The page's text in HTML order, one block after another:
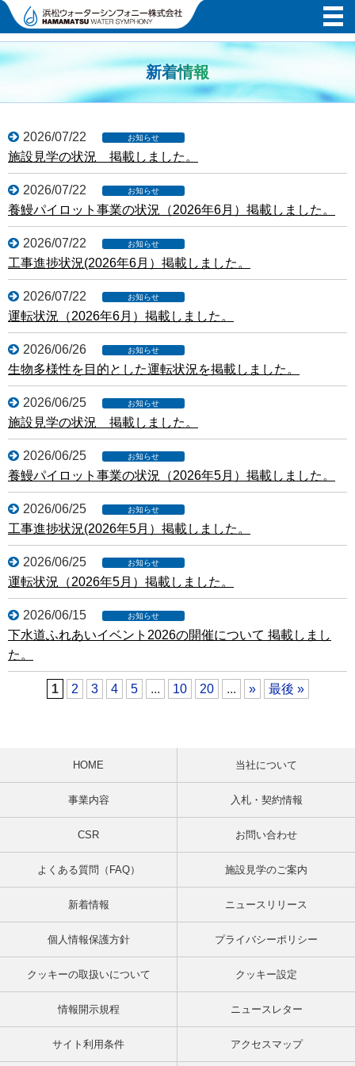
新着情報
2026/07/22
施設見学の状況 掲載しました。
2026/07/22
養鰻パイロット事業の状況（2026年6月）掲載しました。
2026/07/22
工事進捗状況(2026年6月）掲載しました。
2026/07/22
運転状況（2026年6月）掲載しました。
2026/06/26
生物多様性を目的とした運転状況を掲載しました。
2026/06/25
施設見学の状況 掲載しました。
2026/06/25
養鰻パイロット事業の状況（2026年5月）掲載しました。
2026/06/25
工事進捗状況(2026年5月）掲載しました。
2026/06/25
運転状況（2026年5月）掲載しました。
2026/06/15
下水道ふれあいイベント2026の開催について 掲載しまし
た。
1 2 3 4 5 ... 10 20 ... » 最後 »
HOME 当社について
事業内容 入札・契約情報
CSR お問い合わせ
よくある質問（FAQ） 施設見学のご案内
新着情報 ニュースリリース
個人情報保護方針 プライバシーポリシー
クッキーの取扱いについて クッキー設定
情報開示規程 ニュースレター
サイト利用条件 アクセスマップ